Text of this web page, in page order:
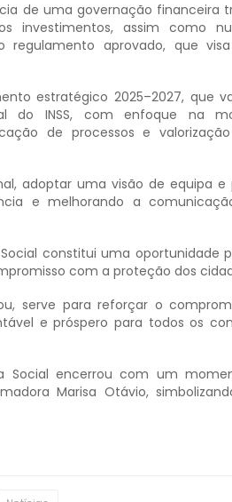
de uma governação financeira
investimentos, assim como
regulamento aprovado, que
estratégico 2025–2027, que
do INSS, com enfoque na
de processos e
adoptar uma visão de equipa e
e melhorando a
constitui uma oportunidade
com a proteção dos
serve para reforçar o
e próspero para todos os
Social encerrou com um
Marisa Otávio,